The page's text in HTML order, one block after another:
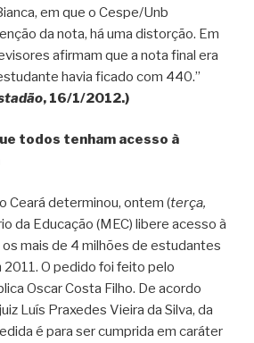
em que o Cespe/Unb
da nota, há uma distorção. Em
afirmam que a nota final era
havia ficado com 440.”
, 16/1/2012.)
todos tenham acesso à
Ceará determinou, ontem (terça,
da Educação (MEC) libere acesso à
mais de 4 milhões de estudantes
2011. O pedido foi feito pelo
Oscar Costa Filho. De acordo
Luís Praxedes Vieira da Silva, da
é para ser cumprida em caráter